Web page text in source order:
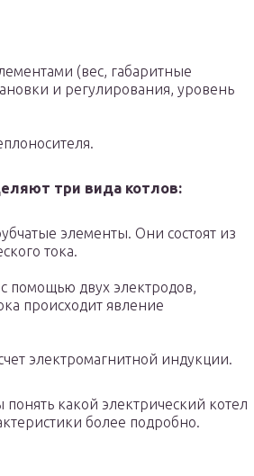
(вес, габаритные
и регулирования, уровень
три вида котлов:
элементы. Они состоят из
тока.
помощью двух электродов,
происходит явление
электромагнитной индукции.
какой электрический котел
более подробно.